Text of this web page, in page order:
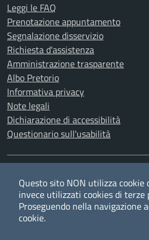
Leggi le FAQ
Prenotazione appuntamento
Segnalazione disservizio
Richiesta d'assistenza
Amministrazione trasparente
Albo Pretorio
Informativa privacy
Note legali
Dichiarazione di accessibilità
Questionario sull'usabilità
TwitterFacebookYouTubeRSS
Questo sito NON utilizza cookie
invece utilizzati cookies di terze
Proseguendo nella navigazione
cookie.